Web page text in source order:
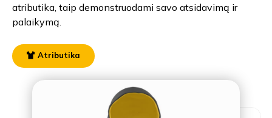
atributika, taip demonstruodami savo atsidavimą ir
palaikymą.
Atributika